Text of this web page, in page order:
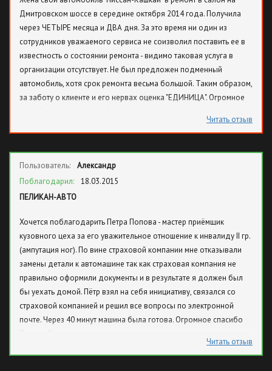
Дмитровском шоссе в середине октября 2014 года. Получила
через ЧЕТЫРЕ месяца и ДВА дня. За это время ни один из
сотрудников уважаемого сервиса не соизволил поставить ее в
известность о состоянии ремонта - видимо таковая услуга в
организации отсутствует. Не был предложен подменный
автомобиль, хотя срок ремонта весьма большой. Таким образом,
за заботу о клиенте и его нервах оценка "ЕДИНИЦА". Огромное
Читать отзыв
Пользователь:
Александр
Поблагодарил:
18.03.2015
ПЕЛИКАН-АВТО
Хочется поблагодарить Петра Попова - мастер приёмщик
кузовного цеха за его уважительное отношение к инвалиду II гр.
(ампутация ног). По вине страховой компании мне отказывали
замены детали к автомашине так как страховая компания не
правильно оформили документы и в результате я должен был
бы уехать домой. Пётр взял на себя инициативу, связался со
страховой компанией и решил все вопросы по электронной
почте. Через 40 минут машина была готова. Огромное спасибо
Читать отзыв